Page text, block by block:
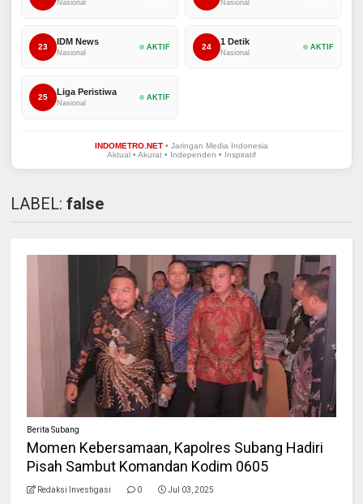
Nasional Nasional
23
IDM News
Nasional
AKTIF 24
1 Detik
Nasional
AKTIF
25
Liga Peristiwa
Nasional
AKTIF
INDOMETRO.NET• Jaringan Media Indonesia
Aktual • Akurat • Independen • Inspiratif
LABEL:false
Berita Subang
Momen Kebersamaan, Kapolres Subang Hadiri
Pisah Sambut Komandan Kodim 0605
Redaksi Investigasi 0 Jul 03, 2025